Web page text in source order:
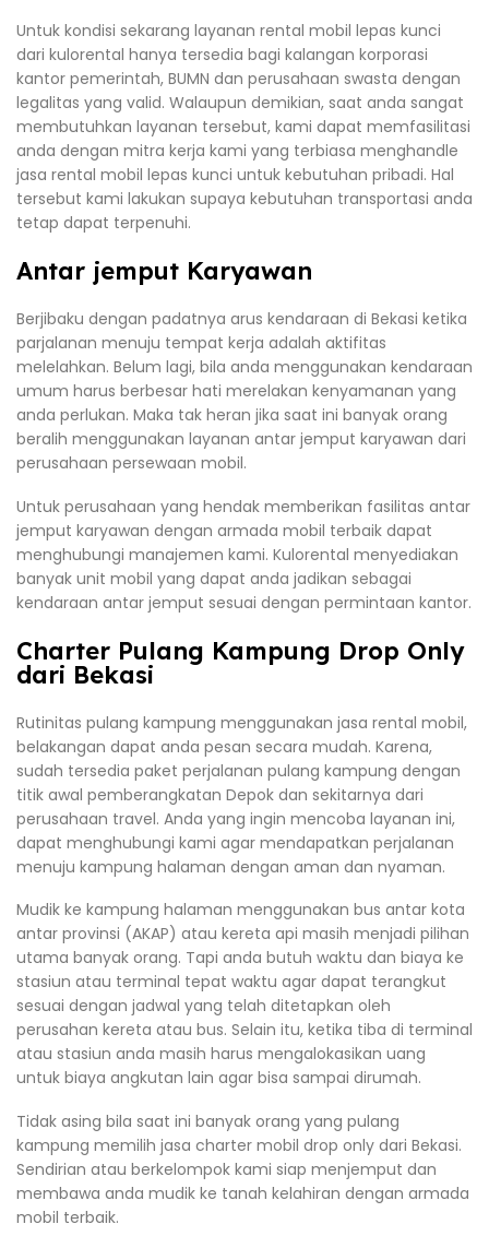
Untuk kondisi sekarang layanan rental mobil lepas kunci
dari kulorental hanya tersedia bagi kalangan korporasi
kantor pemerintah, BUMN dan perusahaan swasta dengan
legalitas yang valid. Walaupun demikian, saat anda sangat
membutuhkan layanan tersebut, kami dapat memfasilitasi
anda dengan mitra kerja kami yang terbiasa menghandle
jasa rental mobil lepas kunci untuk kebutuhan pribadi. Hal
tersebut kami lakukan supaya kebutuhan transportasi anda
tetap dapat terpenuhi.
Antar jemput Karyawan
Berjibaku dengan padatnya arus kendaraan di Bekasi ketika
parjalanan menuju tempat kerja adalah aktifitas
melelahkan. Belum lagi, bila anda menggunakan kendaraan
umum harus berbesar hati merelakan kenyamanan yang
anda perlukan. Maka tak heran jika saat ini banyak orang
beralih menggunakan layanan antar jemput karyawan dari
perusahaan persewaan mobil.
Untuk perusahaan yang hendak memberikan fasilitas antar
jemput karyawan dengan armada mobil terbaik dapat
menghubungi manajemen kami. Kulorental menyediakan
banyak unit mobil yang dapat anda jadikan sebagai
kendaraan antar jemput sesuai dengan permintaan kantor.
Charter Pulang Kampung Drop Only
dari Bekasi
Rutinitas pulang kampung menggunakan jasa rental mobil,
belakangan dapat anda pesan secara mudah. Karena,
sudah tersedia paket perjalanan pulang kampung dengan
titik awal pemberangkatan Depok dan sekitarnya dari
perusahaan travel. Anda yang ingin mencoba layanan ini,
dapat menghubungi kami agar mendapatkan perjalanan
menuju kampung halaman dengan aman dan nyaman.
Mudik ke kampung halaman menggunakan bus antar kota
antar provinsi (AKAP) atau kereta api masih menjadi pilihan
utama banyak orang. Tapi anda butuh waktu dan biaya ke
stasiun atau terminal tepat waktu agar dapat terangkut
sesuai dengan jadwal yang telah ditetapkan oleh
perusahan kereta atau bus. Selain itu, ketika tiba di terminal
atau stasiun anda masih harus mengalokasikan uang
untuk biaya angkutan lain agar bisa sampai dirumah.
Tidak asing bila saat ini banyak orang yang pulang
kampung memilih jasa charter mobil drop only dari Bekasi.
Sendirian atau berkelompok kami siap menjemput dan
membawa anda mudik ke tanah kelahiran dengan armada
mobil terbaik.